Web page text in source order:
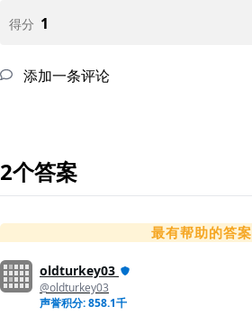
得分 1
添加一条评论
2个答案
最有帮助的答案
oldturkey03
@oldturkey03
声誉积分: 858.1千